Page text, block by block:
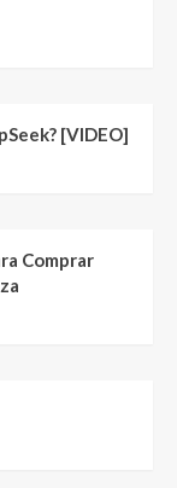
[VIDEO]
Comprar